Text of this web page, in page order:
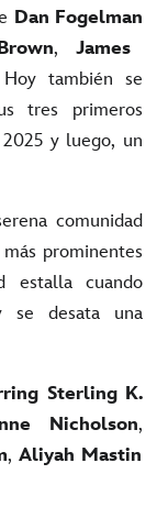
Dan Fogelman
, James
también se
tres primeros
y luego, un
comunidad
prominentes
estalla cuando
se desata una
Sterling K.
Nicholson,
,Aliyah Mastin